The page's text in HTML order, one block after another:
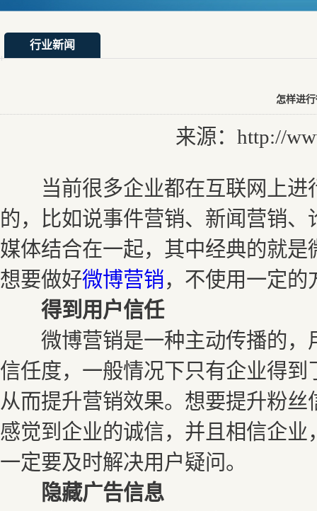
行业新闻
怎样进
来源：http://
当前很多企业都在互联网上进
的，比如说事件营销、新闻营销
媒体结合在一起，其中经典的就
想要做好微博营销 ，不使用一定
得到用户信任
微博营销是一种主动传播的，
信任度，一般情况下只有企业得
从而提升营销效果。想要提升粉
感觉到企业的诚信，并且相信企
一定要及时解决用户疑问。
隐藏广告信息